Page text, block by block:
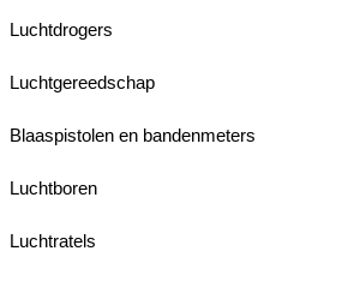
Luchtdrogers
Luchtgereedschap
Blaaspistolen en bandenmeters
Luchtboren
Luchtratels